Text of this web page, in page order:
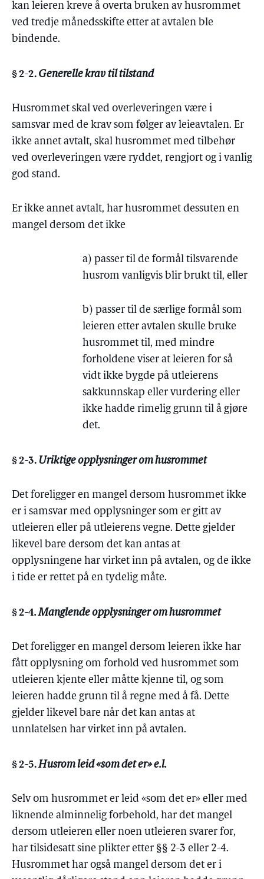
kan leieren kreve å overta bruken av husrommet
ved tredje månedsskifte etter at avtalen ble
bindende.
§ 2-2. Generelle krav til tilstand
Husrommet skal ved overleveringen være i
samsvar med de krav som følger av leieavtalen. Er
ikke annet avtalt, skal husrommet med tilbehør
ved overleveringen være ryddet, rengjort og i vanlig
god stand.
Er ikke annet avtalt, har husrommet dessuten en
mangel dersom det ikke
a) passer til de formål tilsvarende
husrom vanligvis blir brukt til, eller
b) passer til de særlige formål som
leieren etter avtalen skulle bruke
husrommet til, med mindre
forholdene viser at leieren for så
vidt ikke bygde på utleierens
sakkunnskap eller vurdering eller
ikke hadde rimelig grunn til å gjøre
det.
§ 2-3. Uriktige opplysninger om husrommet
Det foreligger en mangel dersom husrommet ikke
er i samsvar med opplysninger som er gitt av
utleieren eller på utleierens vegne. Dette gjelder
likevel bare dersom det kan antas at
opplysningene har virket inn på avtalen, og de ikke
i tide er rettet på en tydelig måte.
§ 2-4. Manglende opplysninger om husrommet
Det foreligger en mangel dersom leieren ikke har
fått opplysning om forhold ved husrommet som
utleieren kjente eller måtte kjenne til, og som
leieren hadde grunn til å regne med å få. Dette
gjelder likevel bare når det kan antas at
unnlatelsen har virket inn på avtalen.
§ 2-5.Husrom leid «som det er» e.l.
Selv om husrommet er leid «som det er» eller med
liknende alminnelig forbehold, har det mangel
dersom utleieren eller noen utleieren svarer for,
har tilsidesatt sine plikter etter §§ 2-3 eller 2-4.
Husrommet har også mangel dersom det er i